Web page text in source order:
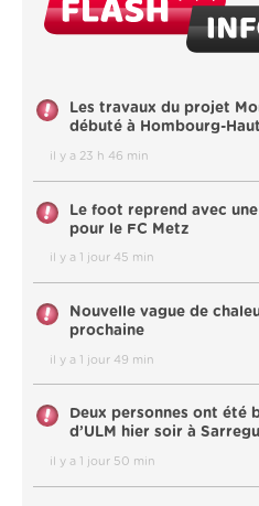
Les travaux du projet
débuté à Hombourg-Haut
il y a 23 h 46 min
Le foot reprend avec
pour le FC Metz
il y a 1 jour 45 min
Nouvelle vague de
prochaine
il y a 1 jour 49 min
Deux personnes ont été
d’ULM hier soir à
il y a 1 jour 50 min